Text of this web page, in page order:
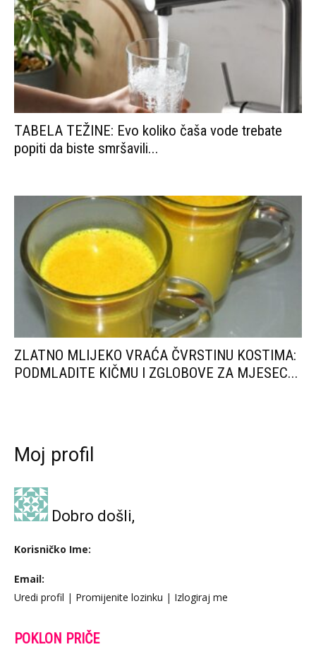
TABELA TEŽINE: Evo koliko čaša vode trebate
popiti da biste smršavili...
ZLATNO MLIJEKO VRAĆA ČVRSTINU KOSTIMA:
PODMLADITE KIČMU I ZGLOBOVE ZA MJESEC...
Moj profil
Dobro došli,
Korisničko Ime:
Email:
Uredi profil | Promijenite lozinku | Izlogiraj me
POKLON PRIČE